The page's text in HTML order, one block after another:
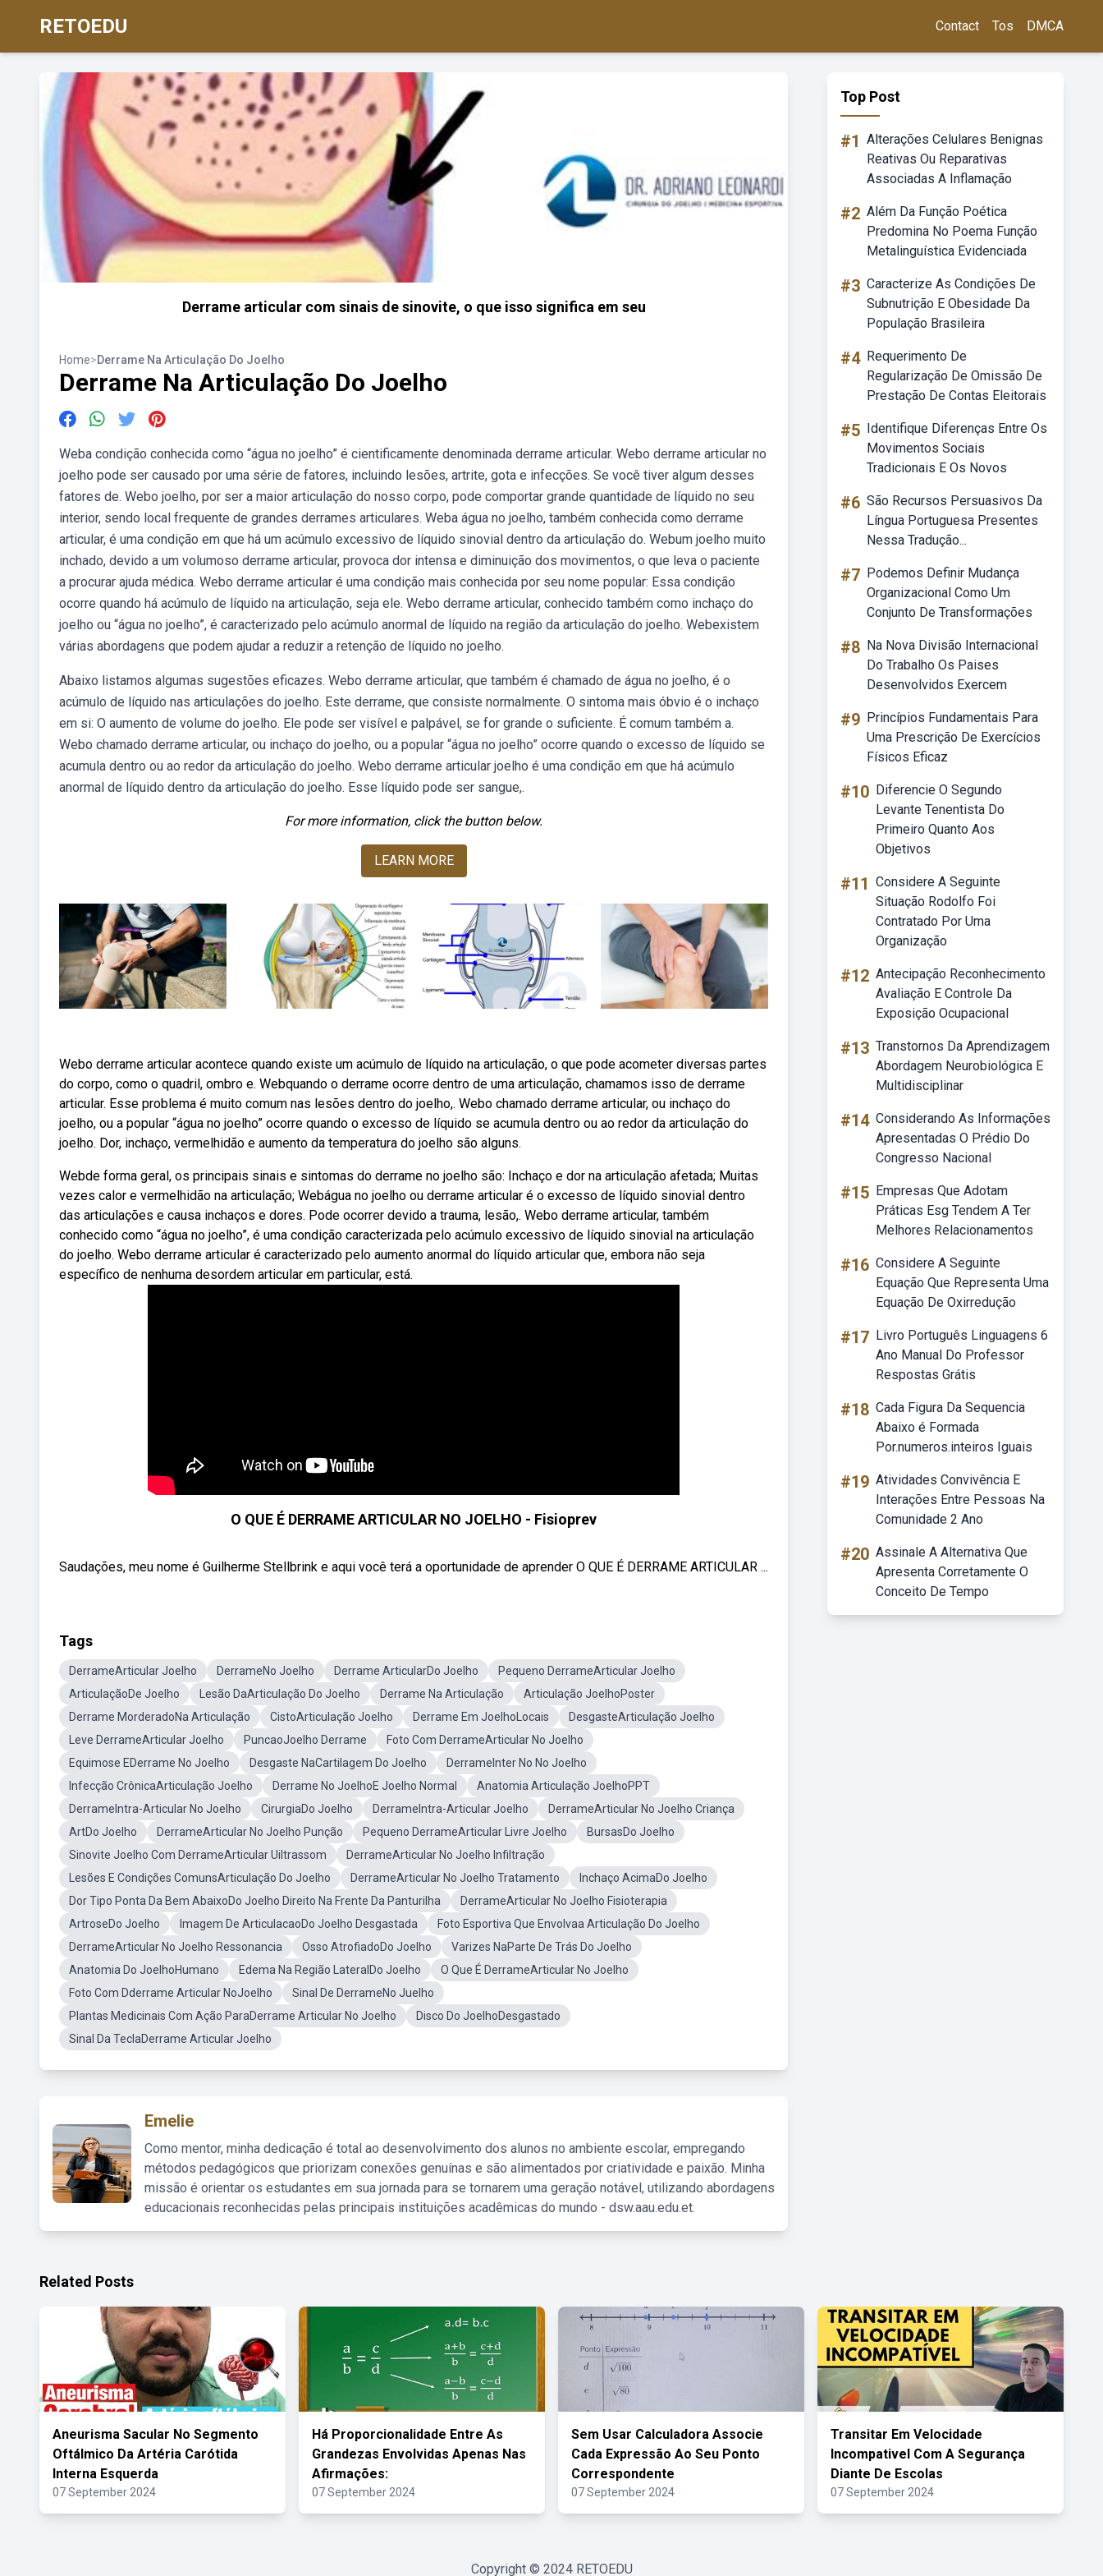
RETOEDU Contact Tos DMCA
Derrame articular com sinais de sinovite, o que isso significa em seu
Home>Derrame Na Articulação Do Joelho
Derrame Na Articulação Do Joelho
Weba condição conhecida como “água no joelho” é cientificamente denominada derrame articular. Webo derrame articular no
joelho pode ser causado por uma série de fatores, incluindo lesões, artrite, gota e infecções. Se você tiver algum desses
fatores de. Webo joelho, por ser a maior articulação do nosso corpo, pode comportar grande quantidade de líquido no seu
interior, sendo local frequente de grandes derrames articulares. Weba água no joelho, também conhecida como derrame
articular, é uma condição em que há um acúmulo excessivo de líquido sinovial dentro da articulação do. Webum joelho muito
inchado, devido a um volumoso derrame articular, provoca dor intensa e diminuição dos movimentos, o que leva o paciente
a procurar ajuda médica. Webo derrame articular é uma condição mais conhecida por seu nome popular: Essa condição
ocorre quando há acúmulo de líquido na articulação, seja ele. Webo derrame articular, conhecido também como inchaço do
joelho ou “água no joelho”, é caracterizado pelo acúmulo anormal de líquido na região da articulação do joelho. Webexistem
várias abordagens que podem ajudar a reduzir a retenção de líquido no joelho.
Abaixo listamos algumas sugestões eficazes. Webo derrame articular, que também é chamado de água no joelho, é o
acúmulo de líquido nas articulações do joelho. Este derrame, que consiste normalmente. O sintoma mais óbvio é o inchaço
em si: O aumento de volume do joelho. Ele pode ser visível e palpável, se for grande o suficiente. É comum também a.
Webo chamado derrame articular, ou inchaço do joelho, ou a popular “água no joelho” ocorre quando o excesso de líquido se
acumula dentro ou ao redor da articulação do joelho. Webo derrame articular joelho é uma condição em que há acúmulo
anormal de líquido dentro da articulação do joelho. Esse líquido pode ser sangue,.
For more information, click the button below.
LEARN MORE
Webo derrame articular acontece quando existe um acúmulo de líquido na articulação, o que pode acometer diversas partes
do corpo, como o quadril, ombro e. Webquando o derrame ocorre dentro de uma articulação, chamamos isso de derrame
articular. Esse problema é muito comum nas lesões dentro do joelho,. Webo chamado derrame articular, ou inchaço do
joelho, ou a popular “água no joelho” ocorre quando o excesso de líquido se acumula dentro ou ao redor da articulação do
joelho. Dor, inchaço, vermelhidão e aumento da temperatura do joelho são alguns.
Webde forma geral, os principais sinais e sintomas do derrame no joelho são: Inchaço e dor na articulação afetada; Muitas
vezes calor e vermelhidão na articulação; Webágua no joelho ou derrame articular é o excesso de líquido sinovial dentro
das articulações e causa inchaços e dores. Pode ocorrer devido a trauma, lesão,. Webo derrame articular, também
conhecido como “água no joelho”, é uma condição caracterizada pelo acúmulo excessivo de líquido sinovial na articulação
do joelho. Webo derrame articular é caracterizado pelo aumento anormal do líquido articular que, embora não seja
específico de nenhuma desordem articular em particular, está.
O QUE É DERRAME ARTICULAR NO JOELHO - Fisioprev
Saudações, meu nome é Guilherme Stellbrink e aqui você terá a oportunidade de aprender O QUE É DERRAME ARTICULAR ...
Tags
DerrameArticular Joelho DerrameNo Joelho Derrame ArticularDo Joelho
Pequeno DerrameArticular Joelho
ArticulaçãoDe Joelho
Lesão DaArticulação Do Joelho Derrame Na Articulação
Articulação JoelhoPoster
Derrame MorderadoNa Articulação
CistoArticulação Joelho Derrame Em JoelhoLocais
DesgasteArticulação Joelho
Leve DerrameArticular Joelho
PuncaoJoelho Derrame
Foto Com DerrameArticular No Joelho
Equimose EDerrame No Joelho
Desgaste NaCartilagem Do Joelho
DerrameInter No No Joelho
Infecção CrônicaArticulação Joelho
Derrame No JoelhoE Joelho Normal
Anatomia Articulação JoelhoPPT
DerrameIntra-Articular No Joelho
CirurgiaDo Joelho DerrameIntra-Articular Joelho
DerrameArticular No Joelho Criança
ArtDo Joelho
DerrameArticular No Joelho Punção Pequeno DerrameArticular Livre Joelho
BursasDo Joelho
Sinovite Joelho Com DerrameArticular Uiltrassom
DerrameArticular No Joelho Infiltração
Lesões E Condições ComunsArticulação Do Joelho
DerrameArticular No Joelho Tratamento
Inchaço AcimaDo Joelho
Dor Tipo Ponta Da Bem AbaixoDo Joelho Direito Na Frente Da Panturilha
DerrameArticular No Joelho Fisioterapia
ArtroseDo Joelho
Imagem De ArticulacaoDo Joelho Desgastada
Foto Esportiva Que Envolvaa Articulação Do Joelho
DerrameArticular No Joelho Ressonancia
Osso AtrofiadoDo Joelho
Varizes NaParte De Trás Do Joelho
Anatomia Do JoelhoHumano
Edema Na Região LateralDo Joelho
O Que É DerrameArticular No Joelho
Foto Com Dderrame Articular NoJoelho
Sinal De DerrameNo Juelho
Plantas Medicinais Com Ação ParaDerrame Articular No Joelho
Disco Do JoelhoDesgastado
Sinal Da TeclaDerrame Articular Joelho
Emelie
Como mentor, minha dedicação é total ao desenvolvimento dos alunos no ambiente escolar, empregando
métodos pedagógicos que priorizam conexões genuínas e são alimentados por criatividade e paixão. Minha
missão é orientar os estudantes em sua jornada para se tornarem uma geração notável, utilizando abordagens
educacionais reconhecidas pelas principais instituições acadêmicas do mundo - dsw.aau.edu.et.
Top Post
#1 Alterações Celulares Benignas
Reativas Ou Reparativas
Associadas A Inflamação
#2 Além Da Função Poética
Predomina No Poema Função
Metalinguística Evidenciada
#3 Caracterize As Condições De
Subnutrição E Obesidade Da
População Brasileira
#4 Requerimento De
Regularização De Omissão De
Prestação De Contas Eleitorais
#5 Identifique Diferenças Entre Os
Movimentos Sociais
Tradicionais E Os Novos
#6 São Recursos Persuasivos Da
Língua Portuguesa Presentes
Nessa Tradução...
#7 Podemos Definir Mudança
Organizacional Como Um
Conjunto De Transformações
#8 Na Nova Divisão Internacional
Do Trabalho Os Paises
Desenvolvidos Exercem
#9 Princípios Fundamentais Para
Uma Prescrição De Exercícios
Físicos Eficaz
#10 Diferencie O Segundo
Levante Tenentista Do
Primeiro Quanto Aos
Objetivos
#11 Considere A Seguinte
Situação Rodolfo Foi
Contratado Por Uma
Organização
#12 Antecipação Reconhecimento
Avaliação E Controle Da
Exposição Ocupacional
#13 Transtornos Da Aprendizagem
Abordagem Neurobiológica E
Multidisciplinar
#14 Considerando As Informações
Apresentadas O Prédio Do
Congresso Nacional
#15 Empresas Que Adotam
Práticas Esg Tendem A Ter
Melhores Relacionamentos
#16 Considere A Seguinte
Equação Que Representa Uma
Equação De Oxirredução
#17 Livro Português Linguagens 6
Ano Manual Do Professor
Respostas Grátis
#18 Cada Figura Da Sequencia
Abaixo é Formada
Por.numeros.inteiros Iguais
#19 Atividades Convivência E
Interações Entre Pessoas Na
Comunidade 2 Ano
#20 Assinale A Alternativa Que
Apresenta Corretamente O
Conceito De Tempo
Related Posts
Aneurisma Sacular No Segmento
Oftálmico Da Artéria Carótida
Interna Esquerda
07 September 2024
Há Proporcionalidade Entre As
Grandezas Envolvidas Apenas Nas
Afirmações:
07 September 2024
Sem Usar Calculadora Associe
Cada Expressão Ao Seu Ponto
Correspondente
07 September 2024
Transitar Em Velocidade
Incompativel Com A Segurança
Diante De Escolas
07 September 2024
Copyright © 2024 RETOEDU